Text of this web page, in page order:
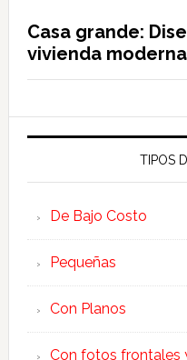
Casa grande:
vivienda
TIPOS
De Bajo Costo
Pequeñas
Con Planos
Con fotos frontales